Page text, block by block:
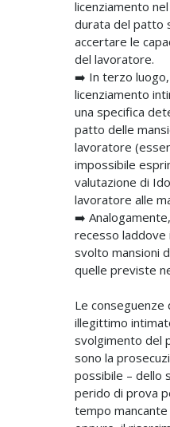
licenziamento
durata del patto
accertare le
del lavoratore.
➡️ In terzo luogo,
licenziamento
una specifica
patto delle
lavoratore
impossibile
valutazione di
lavoratore alle
➡️
recesso laddove
svolto mansioni
quelle previste
Le conseguenze
illegittimo
svolgimento del
sono la
possibile – dello
perido di prova
tempo